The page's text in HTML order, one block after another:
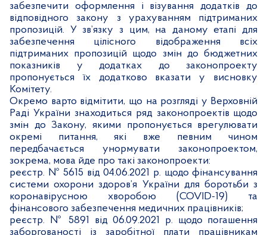
забезпечити оформлення і візування додатків до
відповідного закону з урахуванням підтриманих
пропозицій. У зв’язку з цим, на даному етапі для
забезпечення цілісного відображення всіх
підтриманих пропозицій щодо змін до бюджетних
показників у додатках до законопроекту
пропонується їх додатково вказати у висновку
Комітету.
Окремо варто відмітити, що на розгляді у Верховній
Раді України знаходиться ряд законопроектів щодо
змін до Закону, якими пропонується врегулювати
окремі питання, які вже певним чином
передбачається унормувати законопроектом,
зокрема, мова йде про такі законопроекти:
реєстр. № 5615 від 04.06.2021 р. щодо фінансування
системи охорони здоров’я України для боротьби з
коронавірусною хворобою (COVID-19) та
фінансового забезпечення медичних працівників;
реєстр. № 5891 від 06.09.2021 р. щодо погашення
заборгованості із заробітної плати працівникам